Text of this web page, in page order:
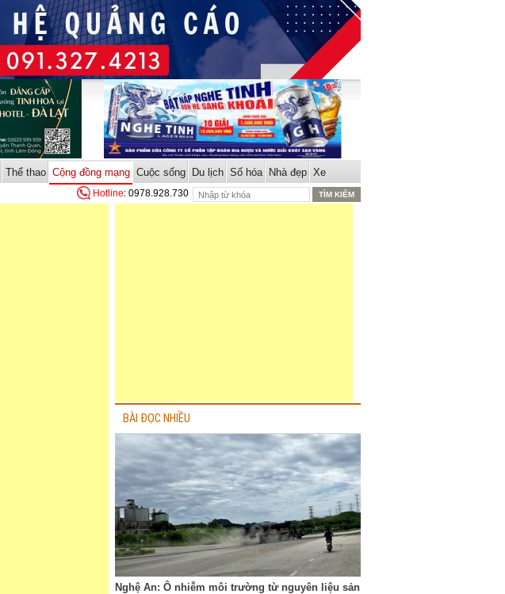
Thể thao Cộng đồng mạng Cuộc sống Du lịch Số hóa Nhà đẹp Xe
Hotline: 0978.928.730
BÀI ĐỌC NHIỀU
Nghệ An: Ô nhiễm môi trường từ nguyên liệu sản